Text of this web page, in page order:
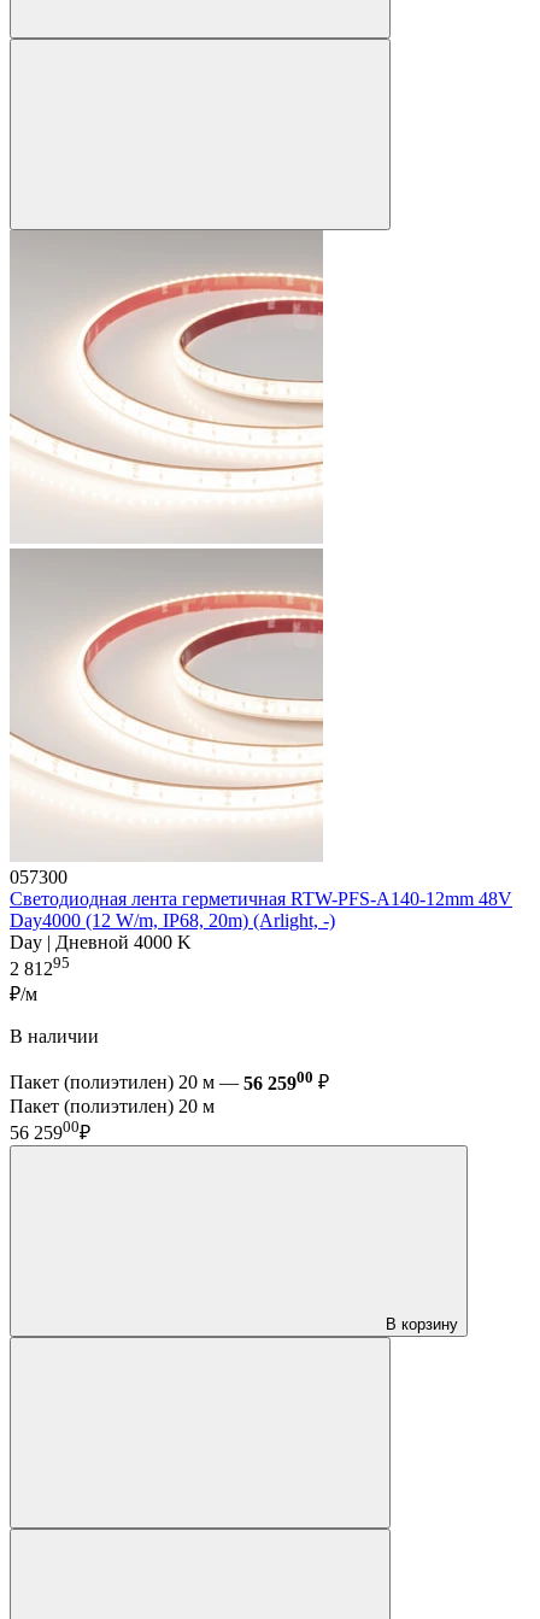
057300
Светодиодная лента герметичная RTW-PFS-A140-12mm 48V
Day4000 (12 W/m, IP68, 20m) (Arlight, -)
Day | Дневной 4000 K
2 81295
₽/м
В наличии
Пакет (полиэтилен) 20 м — 56 25900 ₽
Пакет (полиэтилен) 20 м
56 25900₽
В корзину